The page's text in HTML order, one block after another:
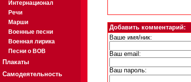
Интернационал
Речи
Марши
Военные песни
Военная лирика
Песни о ВОВ
Плакаты
Самодеятельность
Добавить комментарий:
Ваше имя/ник:
Ваш email:
Ваш пароль: